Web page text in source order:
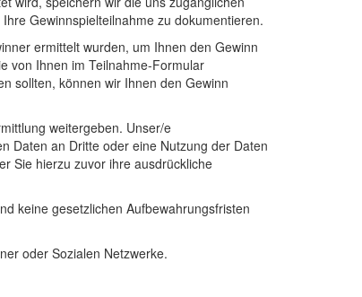
Gewinnspielteilnahme zu dokumentieren.
ermittelt wurden, um Ihnen den Gewinn
von Ihnen im Teilnahme-Formular
sollten, können wir Ihnen den Gewinn
weitergeben. Unser/e
Daten an Dritte oder eine Nutzung der Daten
Sie hierzu zuvor ihre ausdrückliche
keine gesetzlichen Aufbewahrungsfristen
oder Sozialen Netzwerke.